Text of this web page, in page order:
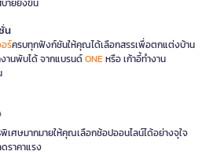
ายยิ่งขึ้น
น
ร์ครบทุกฟังก์ชันให้คุณได้เลือกสรรเพื่อตกแต่งบ้าน
งานพับได้ จากแบรนด์ONEหรือ เก้าอี้ทำงาน
เศษมากมายให้คุณเลือกช้อปออนไลน์ได้อย่างจุใจ
ราคาแรง